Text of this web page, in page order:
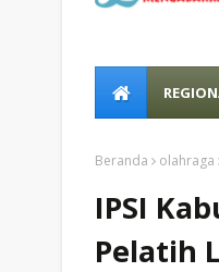
Beranda olahraga
IPSI
Pelatih